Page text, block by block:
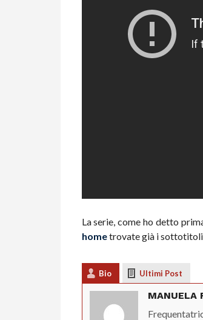
La serie, come ho detto
hometrovate già i sottotitoli
Bio Ultimi Post
MANUELA